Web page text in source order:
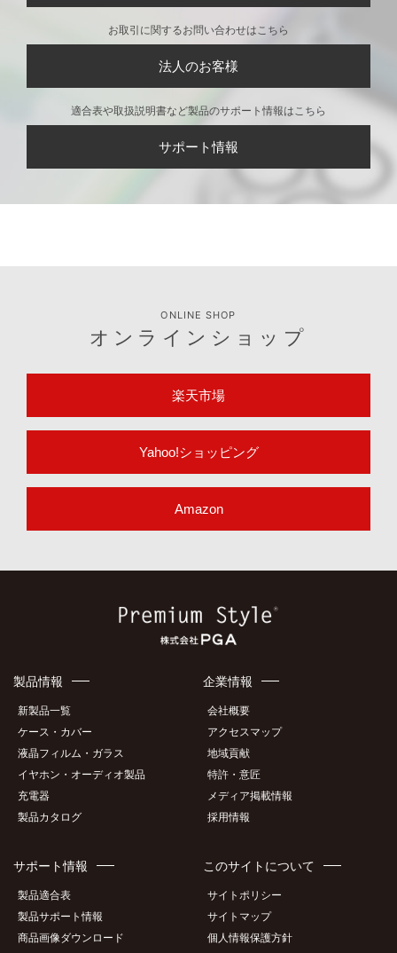
お取引に関するお問い合わせはこちら
法人のお客様
適合表や取扱説明書など製品のサポート情報はこちら
サポート情報
ONLINE SHOP
オンラインショップ
楽天市場
Yahoo!ショッピング
Amazon
製品情報
新製品一覧
ケース・カバー
液晶フィルム・ガラス
イヤホン・オーディオ製品
充電器
製品カタログ
企業情報
会社概要
アクセスマップ
地域貢献
特許・意匠
メディア掲載情報
採用情報
サポート情報
製品適合表
製品サポート情報
商品画像ダウンロード
このサイトについて
サイトポリシー
サイトマップ
個人情報保護方針